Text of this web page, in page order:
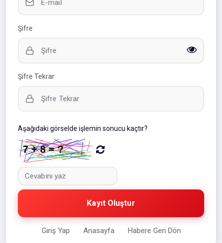
Şifre
Şifre Tekrar
Aşağıdaki görselde işlemin sonucu kaçtır?
Kayıt Oluştur
Giriş Yap Anasayfa Habere Geri Dön